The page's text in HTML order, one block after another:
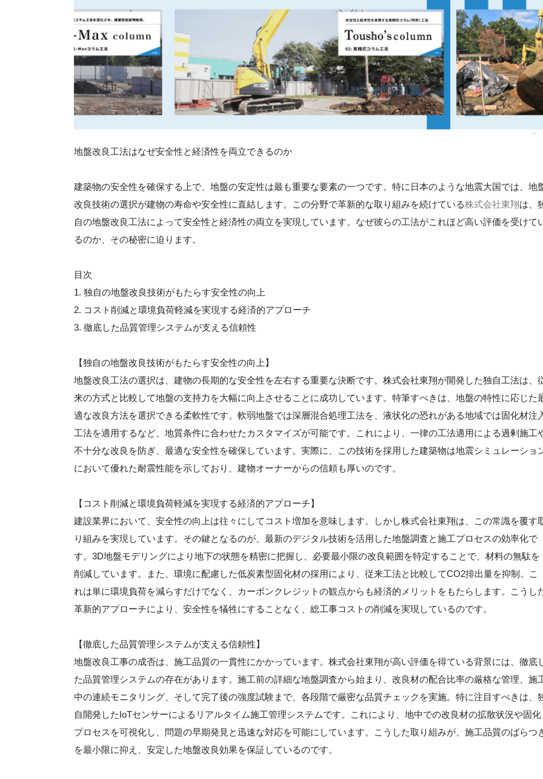
地盤改良工法はなぜ安全性と経済性を両立できるのか
建築物の安全性を確保する上で、地盤の安定性は最も重要な要素の一つです。特に日本のような地震大国では、地
改良技術の選択が建物の寿命や安全性に直結します。この分野で革新的な取り組みを続けている株式会社東翔は、
自の地盤改良工法によって安全性と経済性の両立を実現しています。なぜ彼らの工法がこれほど高い評価を受けて
るのか、その秘密に迫ります。
目次
1. 独自の地盤改良技術がもたらす安全性の向上
2. コスト削減と環境負荷軽減を実現する経済的アプローチ
3. 徹底した品質管理システムが支える信頼性
【独自の地盤改良技術がもたらす安全性の向上】
地盤改良工法の選択は、建物の長期的な安全性を左右する重要な決断です。株式会社東翔が開発した独自工法は、
来の方式と比較して地盤の支持力を大幅に向上させることに成功しています。特筆すべきは、地盤の特性に応じた
適な改良方法を選択できる柔軟性です。軟弱地盤では深層混合処理工法を、液状化の恐れがある地域では固化材注
工法を適用するなど、地質条件に合わせたカスタマイズが可能です。これにより、一律の工法適用による過剰施工
不十分な改良を防ぎ、最適な安全性を確保しています。実際に、この技術を採用した建築物は地震シミュレーショ
において優れた耐震性能を示しており、建物オーナーからの信頼も厚いのです。
【コスト削減と環境負荷軽減を実現する経済的アプローチ】
建設業界において、安全性の向上は往々にしてコスト増加を意味します。しかし株式会社東翔は、この常識を覆す
り組みを実現しています。その鍵となるのが、最新のデジタル技術を活用した地盤調査と施工プロセスの効率化で
す。3D地盤モデリングにより地下の状態を精密に把握し、必要最小限の改良範囲を特定することで、材料の無駄を
削減しています。また、環境に配慮した低炭素型固化材の採用により、従来工法と比較してCO2排出量を抑制。こ
れは単に環境負荷を減らすだけでなく、カーボンクレジットの観点からも経済的メリットをもたらします。こうし
革新的アプローチにより、安全性を犠牲にすることなく、総工事コストの削減を実現しているのです。
【徹底した品質管理システムが支える信頼性】
地盤改良工事の成否は、施工品質の一貫性にかかっています。株式会社東翔が高い評価を得ている背景には、徹底
た品質管理システムの存在があります。施工前の詳細な地盤調査から始まり、改良材の配合比率の厳格な管理、施
中の連続モニタリング、そして完了後の強度試験まで、各段階で厳密な品質チェックを実施。特に注目すべきは、
自開発したIoTセンサーによるリアルタイム施工管理システムです。これにより、地中での改良材の拡散状況や固化
プロセスを可視化し、問題の早期発見と迅速な対応を可能にしています。こうした取り組みが、施工品質のばらつ
を最小限に抑え、安定した地盤改良効果を保証しているのです。